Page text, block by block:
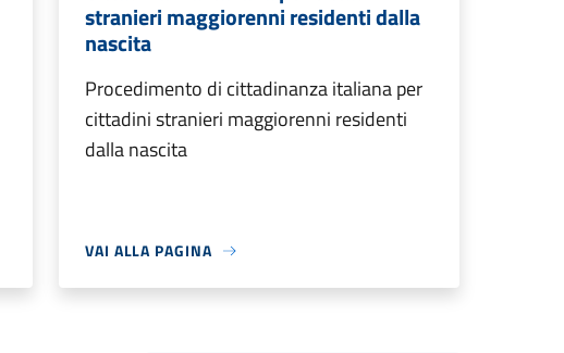
stranieri maggiorenni residenti dalla
nascita
Procedimento di cittadinanza italiana per
cittadini stranieri maggiorenni residenti
dalla nascita
VAI ALLA PAGINA